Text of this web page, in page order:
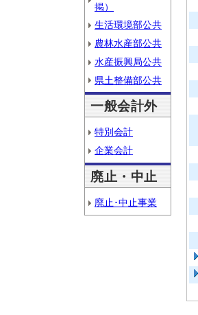
掲）
生活環境部公共
農林水産部公共
水産振興局公共
県土整備部公共
一般会計外
特別会計
企業会計
廃止・中止
廃止･中止事業